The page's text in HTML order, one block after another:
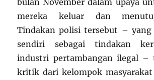
bulan November dalam upaya
mereka keluar dan
Tindakan polisi tersebut – yang
sendiri sebagai tindakan
industri pertambangan ilegal –
kritik dari kelompok masyarakat